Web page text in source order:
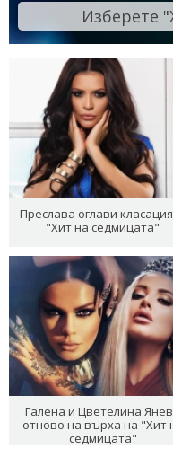
Изберете
Преслава оглави
"Хит на седмицата"
Галена и Цветелина
отново на върха на "Хит
седмицата"